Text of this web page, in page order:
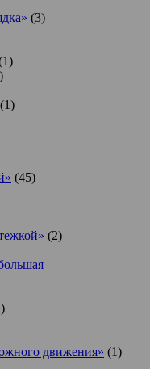
(3)
(1)
(45)
(2)
движения» (1)